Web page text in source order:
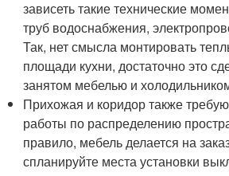
зависеть такие технические
труб водоснабжения,
Так, нет смысла монтировать
площади кухни, достаточно это
занятом мебелью и
Прихожая и коридор также
работы по распределению
правило, мебель делается на
спланируйте места установки